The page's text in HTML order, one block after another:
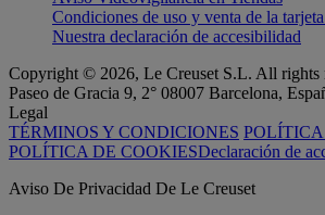
Condiciones de uso y venta de la
Nuestra declaración de accesibilidad
Copyright © 2026, Le Creuset S.L. All rights
Paseo de Gracia 9, 2° 08007 Barcelona,
Legal
TÉRMINOS Y CONDICIONES
POLÍTICA DE COOKIESDeclaración de
Aviso De Privacidad De Le Creuset